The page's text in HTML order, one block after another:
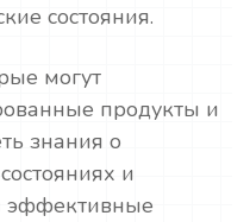
состояния.
могут
продукты и
знания о
и
эффективные